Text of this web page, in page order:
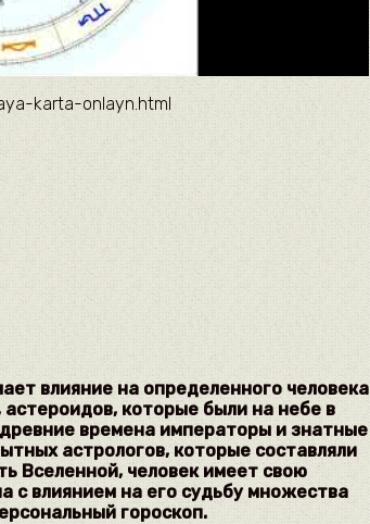
karta-onlayn.html
влияние на определенного человека
которые были на небе в
времена императоры и знатные
астрологов, которые составляли
Вселенной, человек имеет свою
с влиянием на его судьбу множества
гороскоп.